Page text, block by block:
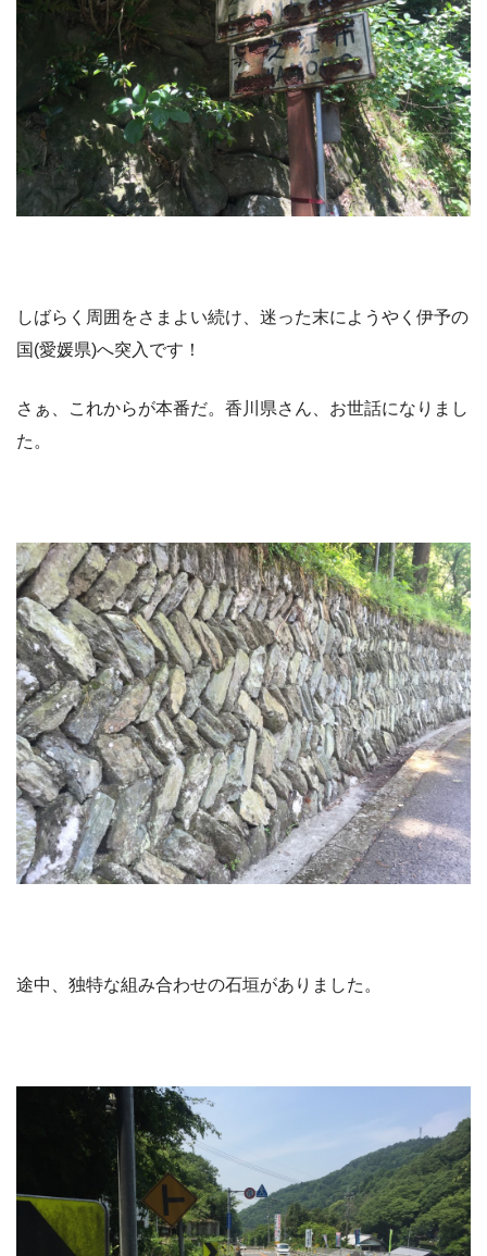
しばらく周囲をさまよい続け、迷った末にようやく伊予の
国(愛媛県)へ突入です！
さぁ、これからが本番だ。香川県さん、お世話になりまし
た。
途中、独特な組み合わせの石垣がありました。